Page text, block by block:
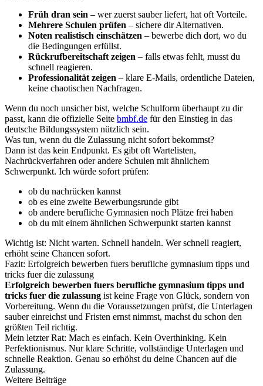
Früh dran sein – wer zuerst sauber liefert, hat oft Vorteile.
Mehrere Schulen prüfen – sichere dir Alternativen.
Noten realistisch einschätzen – bewerbe dich dort, wo du
die Bedingungen erfüllst.
Rückrufbereitschaft zeigen – falls etwas fehlt, musst du
schnell reagieren.
Professionalität zeigen – klare E-Mails, ordentliche Dateien,
keine chaotischen Nachfragen.
Wenn du noch unsicher bist, welche Schulform überhaupt zu dir
passt, kann die offizielle Seite bmbf.de für den Einstieg in das
deutsche Bildungssystem nützlich sein.
Was tun, wenn du die Zulassung nicht sofort bekommst?
Dann ist das kein Endpunkt. Es gibt oft Wartelisten,
Nachrückverfahren oder andere Schulen mit ähnlichem
Schwerpunkt. Ich würde sofort prüfen:
ob du nachrücken kannst
ob es eine zweite Bewerbungsrunde gibt
ob andere berufliche Gymnasien noch Plätze frei haben
ob du mit einem ähnlichen Schwerpunkt starten kannst
Wichtig ist: Nicht warten. Schnell handeln. Wer schnell reagiert,
erhöht seine Chancen sofort.
Fazit: Erfolgreich bewerben fuers berufliche gymnasium tipps und
tricks fuer die zulassung
Erfolgreich bewerben fuers berufliche gymnasium tipps und
tricks fuer die zulassung ist keine Frage von Glück, sondern von
Vorbereitung. Wenn du die Voraussetzungen prüfst, die Unterlagen
sauber einreichst und Fristen ernst nimmst, machst du schon den
größten Teil richtig.
Mein letzter Rat: Mach es einfach. Kein Overthinking. Kein
Perfektionismus. Nur klare Schritte, vollständige Unterlagen und
schnelle Reaktion. Genau so erhöhst du deine Chancen auf die
Zulassung.
Weitere Beiträge